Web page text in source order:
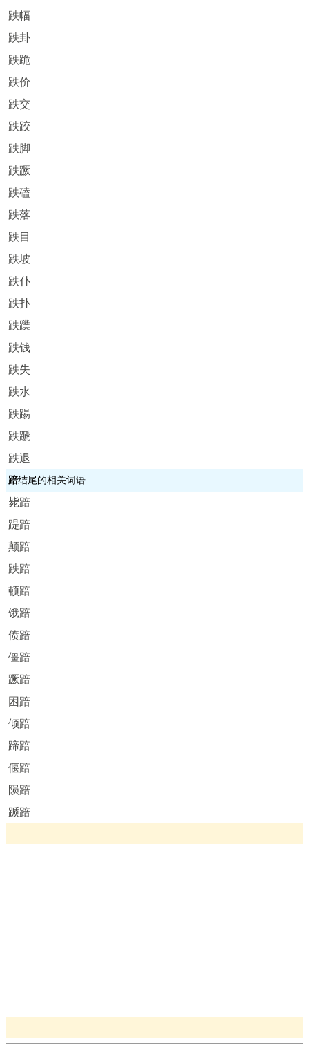
跌幅
跌卦
跌跪
跌价
跌交
跌跤
跌脚
跌蹶
跌磕
跌落
跌目
跌坡
跌仆
跌扑
跌蹼
跌钱
跌失
跌水
跌踼
跌蹏
跌退
踣结尾的相关词语
毙踣
踶踣
颠踣
跌踣
顿踣
饿踣
偾踣
僵踣
蹶踣
困踣
倾踣
蹄踣
偃踣
陨踣
踬踣